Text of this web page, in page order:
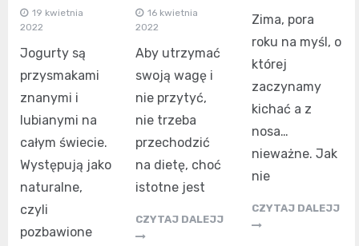
19 kwietnia
2022
Jogurty są
przysmakami
znanymi i
lubianymi na
całym świecie.
Występują jako
naturalne,
czyli
pozbawione
16 kwietnia
2022
Aby utrzymać
swoją wagę i
nie przytyć,
nie trzeba
przechodzić
na dietę, choć
istotne jest
CZYTAJ DALEJJ
Zima, pora
roku na myśl, o
której
zaczynamy
kichać a z
nosa…
nieważne. Jak
nie
CZYTAJ DALEJJ